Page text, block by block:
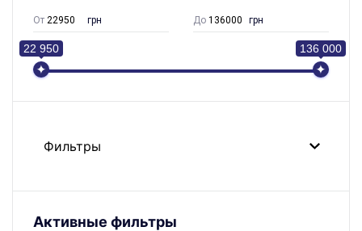
От грн До грн
22 950 136 000
Фильтры
Активные фильтры